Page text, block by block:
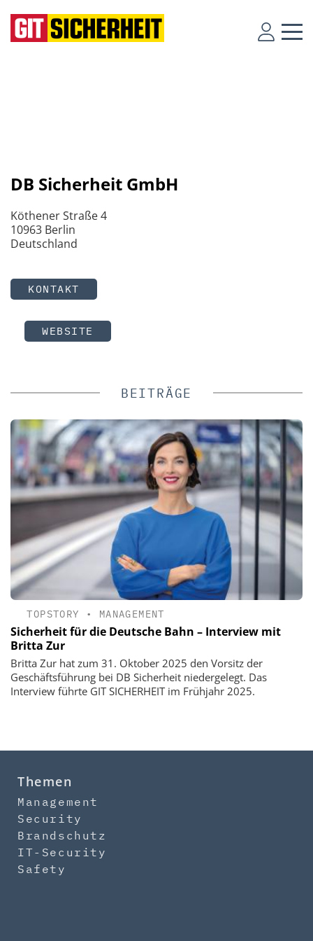
DB Sicherheit GmbH
Köthener Straße 4
10963 Berlin
Deutschland
KONTAKT
WEBSITE
BEITRÄGE
TOPSTORY • MANAGEMENT
Sicherheit für die Deutsche Bahn – Interview mit
Britta Zur
Britta Zur hat zum 31. Oktober 2025 den Vorsitz der
Geschäftsführung bei DB Sicherheit niedergelegt. Das
Interview führte GIT SICHERHEIT im Frühjahr 2025.
Themen
Management
Security
Brandschutz
IT-Security
Safety